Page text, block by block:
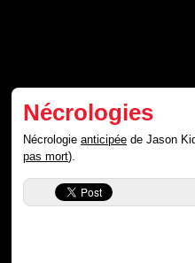
Nécrologies
Nécrologieanticipée de Jason
pas mort).